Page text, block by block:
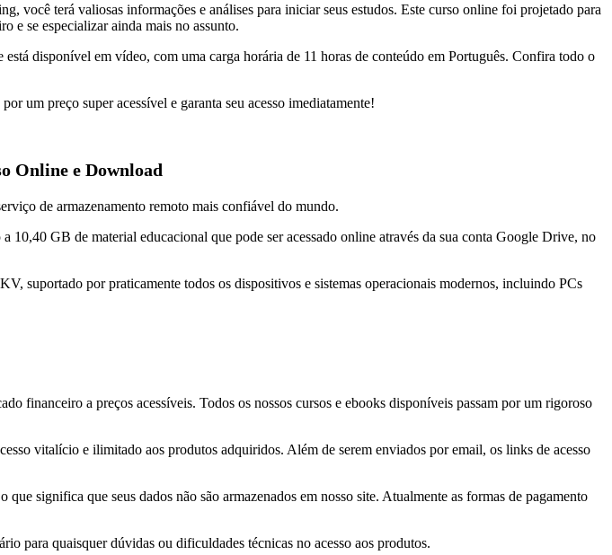
terá valiosas informações e análises para iniciar seus estudos. Este curso online foi projetado para
e se especializar ainda mais no assunto.
disponível em vídeo, com uma carga horária de 11 horas de conteúdo em Português. Confira todo o
por um preço super acessível e garanta seu acesso imediatamente!
Online e Download
de armazenamento remoto mais confiável do mundo.
a 10,40 GB de material educacional que pode ser acessado online através da sua conta Google Drive, no
suportado por praticamente todos os dispositivos e sistemas operacionais modernos, incluindo PCs
financeiro a preços acessíveis. Todos os nossos cursos e ebooks disponíveis passam por um rigoroso
vitalício e ilimitado aos produtos adquiridos. Além de serem enviados por email, os links de acesso
significa que seus dados não são armazenados em nosso site. Atualmente as formas de pagamento
para quaisquer dúvidas ou dificuldades técnicas no acesso aos produtos.